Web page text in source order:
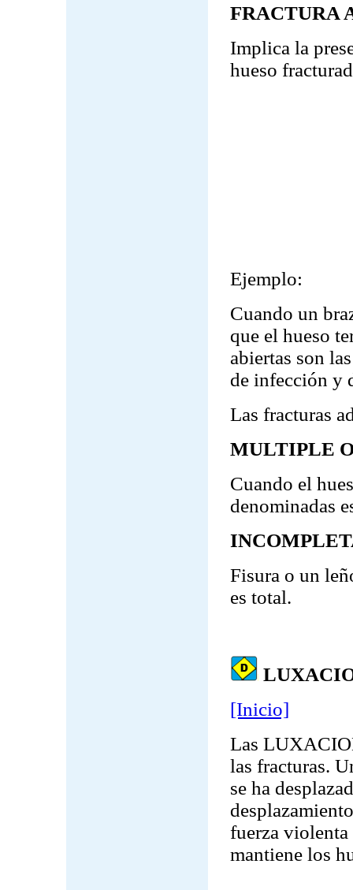
FRACTURA
Implica la
hueso
Ejemplo:
Cuando un
que el hueso
abiertas son
de infección y
Las fracturas
MULTIPLE
Cuando el
denominadas
Fisura o un
es total.
[Inicio]
Las
las fracturas.
se ha
fuerza violenta
mantiene los